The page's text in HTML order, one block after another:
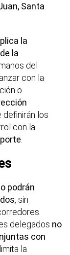
Santa
la
la
del
con la
o
definirán los
con la
podrán
, sin
delegados no
con
la